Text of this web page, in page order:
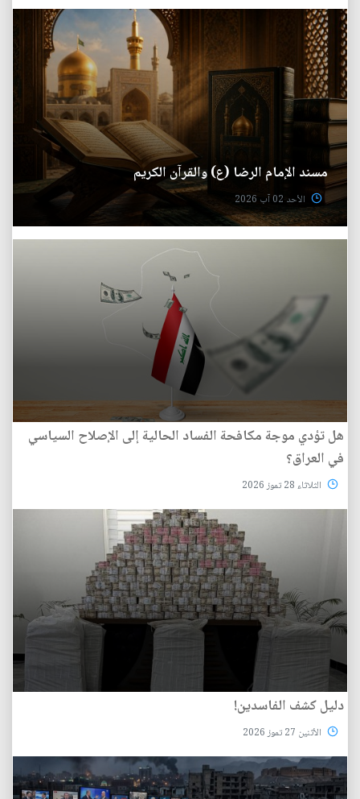
مسند الإمام الرضا (ع) والقرآن الكريم
الأحد 02 آب 2026
هل تؤدي موجة مكافحة الفساد الحالية إلى الإصلاح السياسي
في العراق؟
الثلاثاء 28 تموز 2026
دليل كشف الفاسدين!
الأثنين 27 تموز 2026